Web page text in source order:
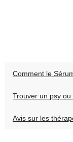
Comment le
Trouver un psy ou
Avis sur les